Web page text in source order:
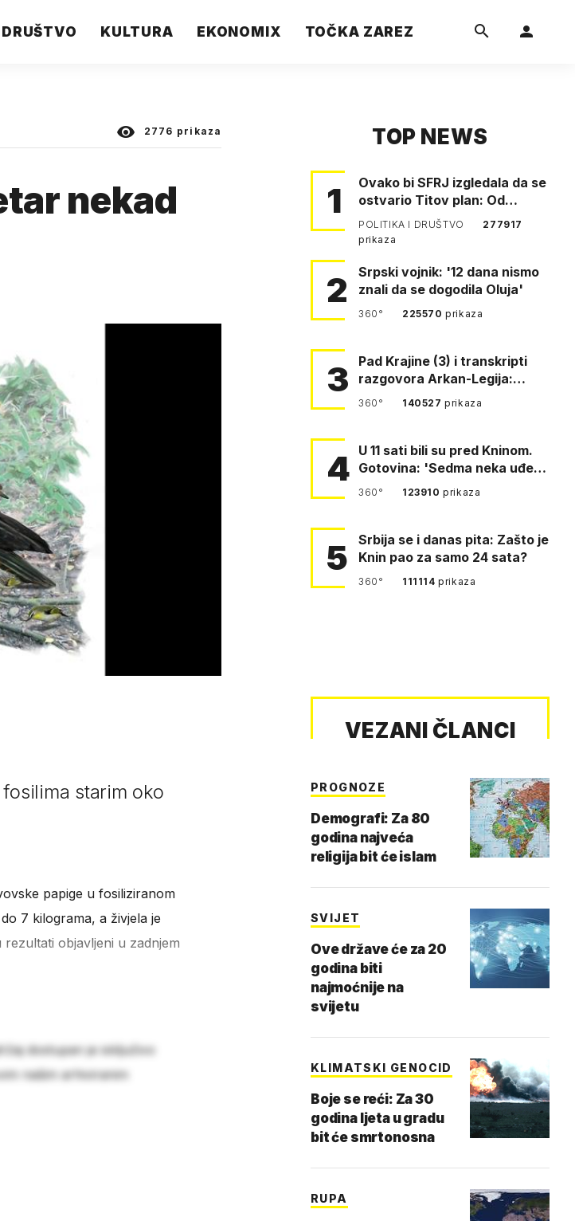
KULTURA EKONOMIX TOČKA ZAREZ
2776 prikaza
nekad
starim oko
papige u fosiliziranom
7 kilograma, a živjela je
rezultati objavljeni u zadnjem
dostupan je isključivo
našim arhiviranim
TOP NEWS
1
Ovako bi SFRJ izgledala da se
ostvario Titov plan: Od
Klagenfurta do Istanbula!
POLITIKA I DRUŠTVO
277917
prikaza
2
Srpski vojnik: '12 dana nismo
znali da se dogodila Oluja'
360° 225570prikaza
3
Pad Krajine (3) i transkripti
razgovora Arkan-Legija:
'Čujem, prelazite ustašam…
360° 140527prikaza
4 U 11 sati bili su pred Kninom.
Gotovina: 'Sedma neka uđe,
4. gardijska neka g…
360° 123910prikaza
5
Srbija se i danas pita: Zašto je
Knin pao za samo 24 sata?
360° 111114prikaza
VEZANI ČLANCI
PROGNOZE
Demografi: Za 80
godina najveća
religija bit će islam
SVIJET
Ove države će za 20
godina biti
najmoćnije na
svijetu
KLIMATSKI GENOCID
Boje se reći: Za 30
godina ljeta u gradu
bit će smrtonosna
RUPA